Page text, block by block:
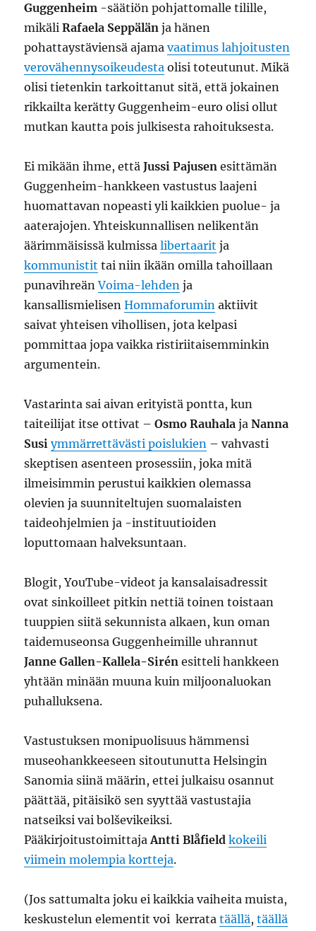
Guggenheim -säätiön pohjattomalle tilille,
mikäliRafaela Seppälän ja hänen
pohattaystäviensä ajamavaatimus lahjoitusten
verovähennysoikeudesta olisi toteutunut. Mikä
olisi tietenkin tarkoittanut sitä, että jokainen
rikkailta kerätty Guggenheim-euro olisi ollut
mutkan kautta pois julkisesta rahoituksesta.
Ei mikään ihme, ettäJussi Pajusen esittämän
Guggenheim-hankkeen vastustus laajeni
huomattavan nopeasti yli kaikkien puolue- ja
aaterajojen. Yhteiskunnallisen nelikentän
äärimmäisissä kulmissalibertaarit ja
kommunistit tai niin ikään omilla tahoillaan
punavihreänVoima-lehden ja
kansallismielisenHommaforumin aktiivit
saivat yhteisen vihollisen, jota kelpasi
pommittaa jopa vaikka ristiriitaisemminkin
argumentein.
Vastarinta sai aivan erityistä pontta, kun
taiteilijat itse ottivat –Osmo Rauhala jaNanna
Susi ymmärrettävästi poislukien – vahvasti
skeptisen asenteen prosessiin, joka mitä
ilmeisimmin perustui kaikkien olemassa
olevien ja suunniteltujen suomalaisten
taideohjelmien ja -instituutioiden
loputtomaan halveksuntaan.
Blogit, YouTube-videot ja kansalaisadressit
ovat sinkoilleet pitkin nettiä toinen toistaan
tuuppien siitä sekunnista alkaen, kun oman
taidemuseonsa Guggenheimille uhrannut
Janne Gallen-Kallela-Sirén esitteli hankkeen
yhtään minään muuna kuin miljoonaluokan
puhalluksena.
Vastustuksen monipuolisuus hämmensi
museohankkeeseen sitoutunutta Helsingin
Sanomia siinä määrin, ettei julkaisu osannut
päättää, pitäisikö sen syyttää vastustajia
natseiksi vai bolševikeiksi.
PääkirjoitustoimittajaAntti Blåfield kokeili
viimein molempia kortteja.
(Jos sattumalta joku ei kaikkia vaiheita muista,
keskustelun elementit voi kerratatäällä,täällä